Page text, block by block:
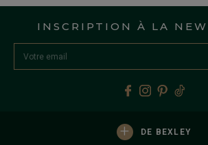
INSCRIPTION À LA
+ DE BEXLEY